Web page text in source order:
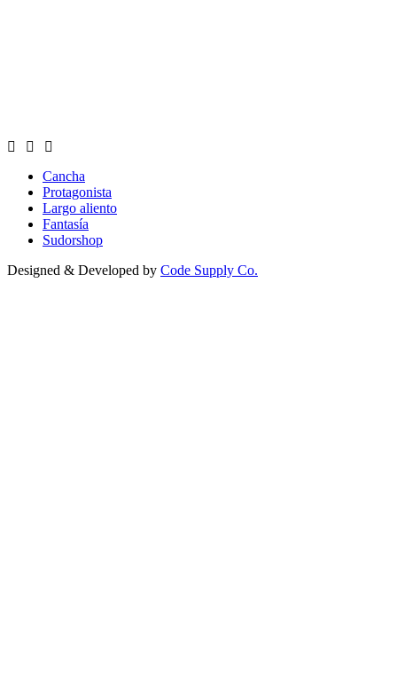
Cancha
Protagonista
Largo aliento
Fantasía
Sudorshop
Designed & Developed by Code Supply Co.